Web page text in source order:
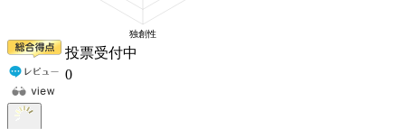
投票受付中
0